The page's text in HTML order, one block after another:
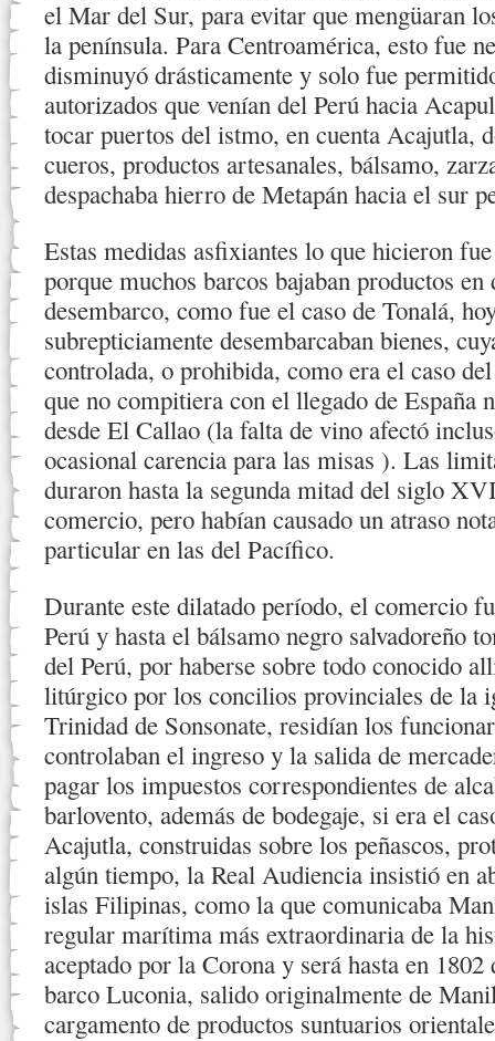
el Mar del Sur, para evitar que mengüaran
la península. Para Centroamérica, esto fue
disminuyó drásticamente y solo fue
autorizados que venían del Perú hacia
tocar puertos del istmo, en cuenta Acajutla,
cueros, productos artesanales, bálsamo,
despachaba hierro de Metapán hacia el sur
Estas medidas asfixiantes lo que hicieron
porque muchos barcos bajaban productos
desembarco, como fue el caso de Tonalá,
subrepticiamente desembarcaban bienes,
controlada, o prohibida, como era el caso
que no compitiera con el llegado de España
desde El Callao (la falta de vino afectó
ocasional carencia para las misas ). Las
duraron hasta la segunda mitad del siglo
comercio, pero habían causado un atraso
particular en las del Pacífico.
Durante este dilatado período, el comercio
Perú y hasta el bálsamo negro salvadoreño
del Perú, por haberse sobre todo conocido
litúrgico por los concilios provinciales de la
Trinidad de Sonsonate, residían los
controlaban el ingreso y la salida de
pagar los impuestos correspondientes de
barlovento, además de bodegaje, si era el
Acajutla, construidas sobre los peñascos,
algún tiempo, la Real Audiencia insistió en
islas Filipinas, como la que comunicaba
regular marítima más extraordinaria de la
aceptado por la Corona y será hasta en
barco Luconia, salido originalmente de
cargamento de productos suntuarios